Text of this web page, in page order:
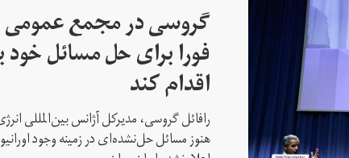
گروسی در مجمع عمومی
فورا برای حل مسائل خود
اقدام کند
رافائل گروسی، مدیرکل آژانس بین‌المللی
هنوز مسائل حل‌نشده‌ای در زمینه وجود